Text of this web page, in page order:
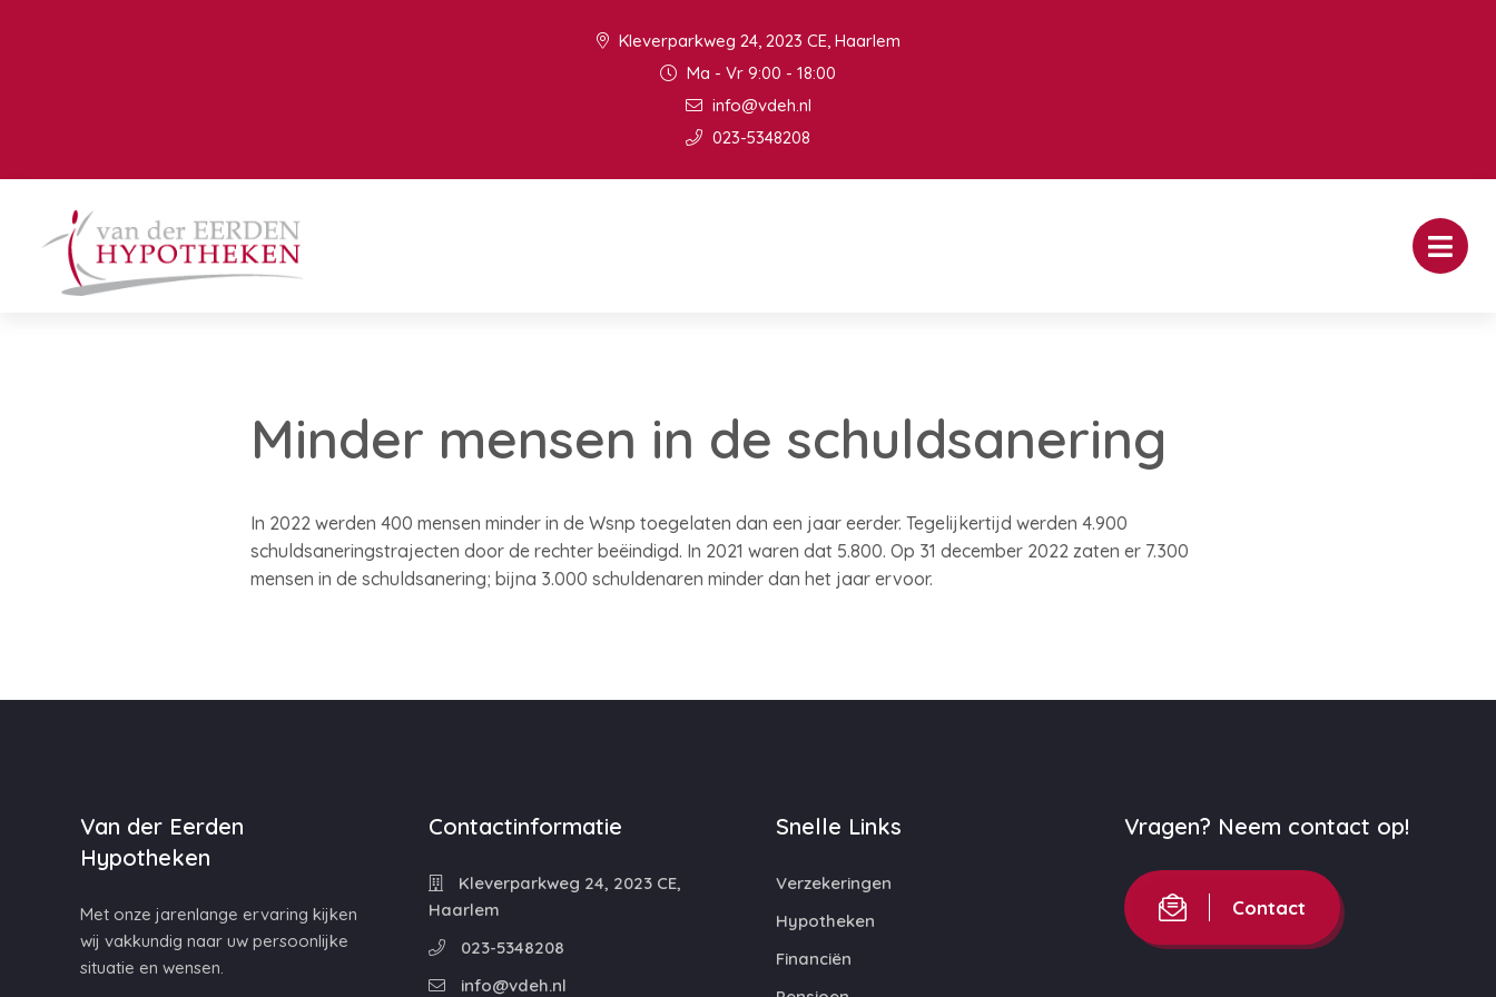
Kleverparkweg 24, 2023 CE, Haarlem
Ma - Vr 9:00 - 18:00
info@vdeh.nl
023-5348208
Minder mensen in de schuldsanering
In 2022 werden 400 mensen minder in de Wsnp toegelaten dan een jaar eerder. Tegelijkertijd werden 4.900
schuldsaneringstrajecten door de rechter beëindigd. In 2021 waren dat 5.800. Op 31 december 2022 zaten er 7.300
mensen in de schuldsanering; bijna 3.000 schuldenaren minder dan het jaar ervoor.
Van der Eerden
Hypotheken
Met onze jarenlange ervaring kijken
wij vakkundig naar uw persoonlijke
situatie en wensen.
Contactinformatie
Kleverparkweg 24, 2023 CE,
Haarlem
023-5348208
info@vdeh.nl
Snelle Links
Verzekeringen
Hypotheken
Financiën
Vragen? Neem contact op!
Contact